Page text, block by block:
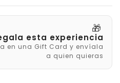
🎁
esta experiencia
en una Gift Card y envíala
a quien quieras